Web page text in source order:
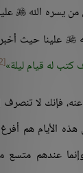
يسره الله 
 علينا حيث
له قيام ليلة [2]
فإنك لا
الأيام هم
عندهم متسع